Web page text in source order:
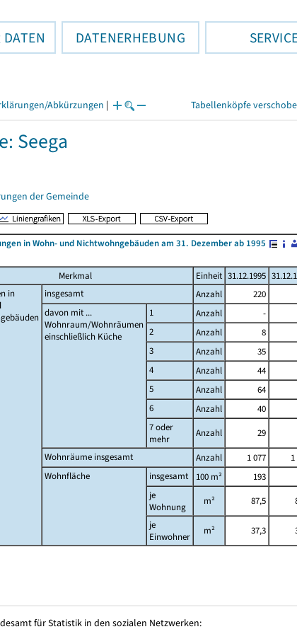
DATENERHEBUNG
Abkürzungen | Tabellenköpfe
Seega
der Gemeinde
in Wohn- und Nichtwohngebäuden am 31. Dezember ab 1995
Merkmal Einheit 31.12.1995
in
insgesamt Anzahl 220
davon mit ...
Wohnraum/Wohnräumen
einschließlich Küche
1 Anzahl -
2
Anzahl 8
3
Anzahl 35
4
Anzahl 44
5
Anzahl 64
6
Anzahl 40
7 oder
mehr
Anzahl 29
Wohnräume insgesamt
Anzahl 1 077
Wohnfläche
insgesamt 100 m² 193
je
Wohnung
m² 87,5
je
Einwohner
m² 37,3
für Statistik in den sozialen Netzwerken: